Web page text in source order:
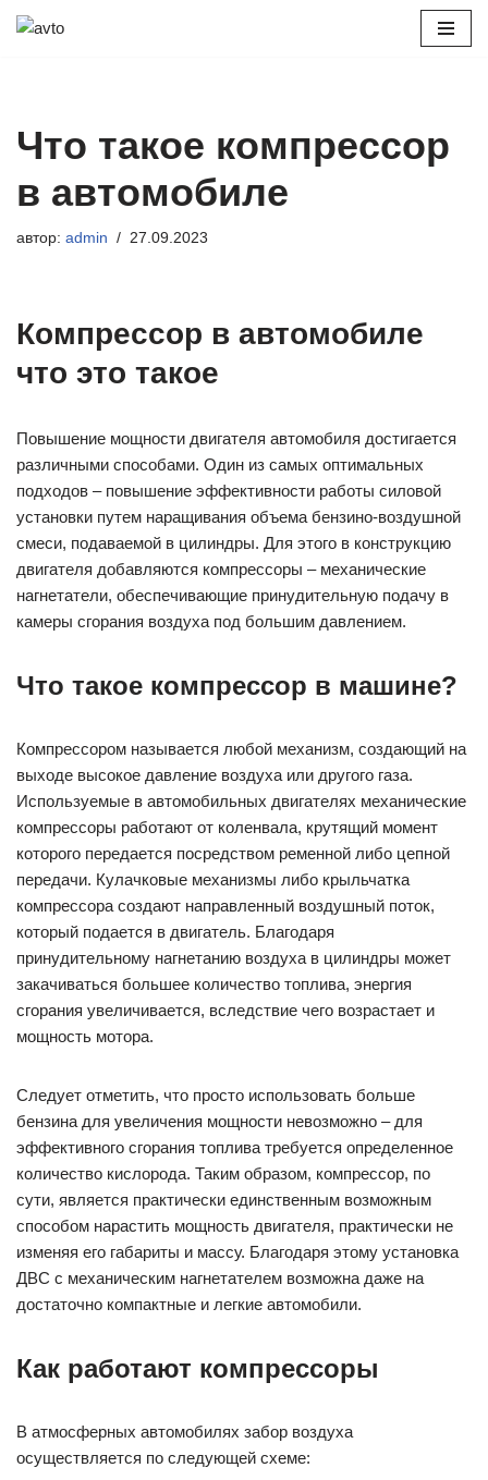
Что такое компрессор
в автомобиле
автор: admin 27.09.2023
Компрессор в автомобиле
что это такое
Повышение мощности двигателя автомобиля достигается
различными способами. Один из самых оптимальных
подходов – повышение эффективности работы силовой
установки путем наращивания объема бензино-воздушной
смеси, подаваемой в цилиндры. Для этого в конструкцию
двигателя добавляются компрессоры – механические
нагнетатели, обеспечивающие принудительную подачу в
камеры сгорания воздуха под большим давлением.
Что такое компрессор в машине?
Компрессором называется любой механизм, создающий на
выходе высокое давление воздуха или другого газа.
Используемые в автомобильных двигателях механические
компрессоры работают от коленвала, крутящий момент
которого передается посредством ременной либо цепной
передачи. Кулачковые механизмы либо крыльчатка
компрессора создают направленный воздушный поток,
который подается в двигатель. Благодаря
принудительному нагнетанию воздуха в цилиндры может
закачиваться большее количество топлива, энергия
сгорания увеличивается, вследствие чего возрастает и
мощность мотора.
Следует отметить, что просто использовать больше
бензина для увеличения мощности невозможно – для
эффективного сгорания топлива требуется определенное
количество кислорода. Таким образом, компрессор, по
сути, является практически единственным возможным
способом нарастить мощность двигателя, практически не
изменяя его габариты и массу. Благодаря этому установка
ДВС с механическим нагнетателем возможна даже на
достаточно компактные и легкие автомобили.
Как работают компрессоры
В атмосферных автомобилях забор воздуха
осуществляется по следующей схеме: